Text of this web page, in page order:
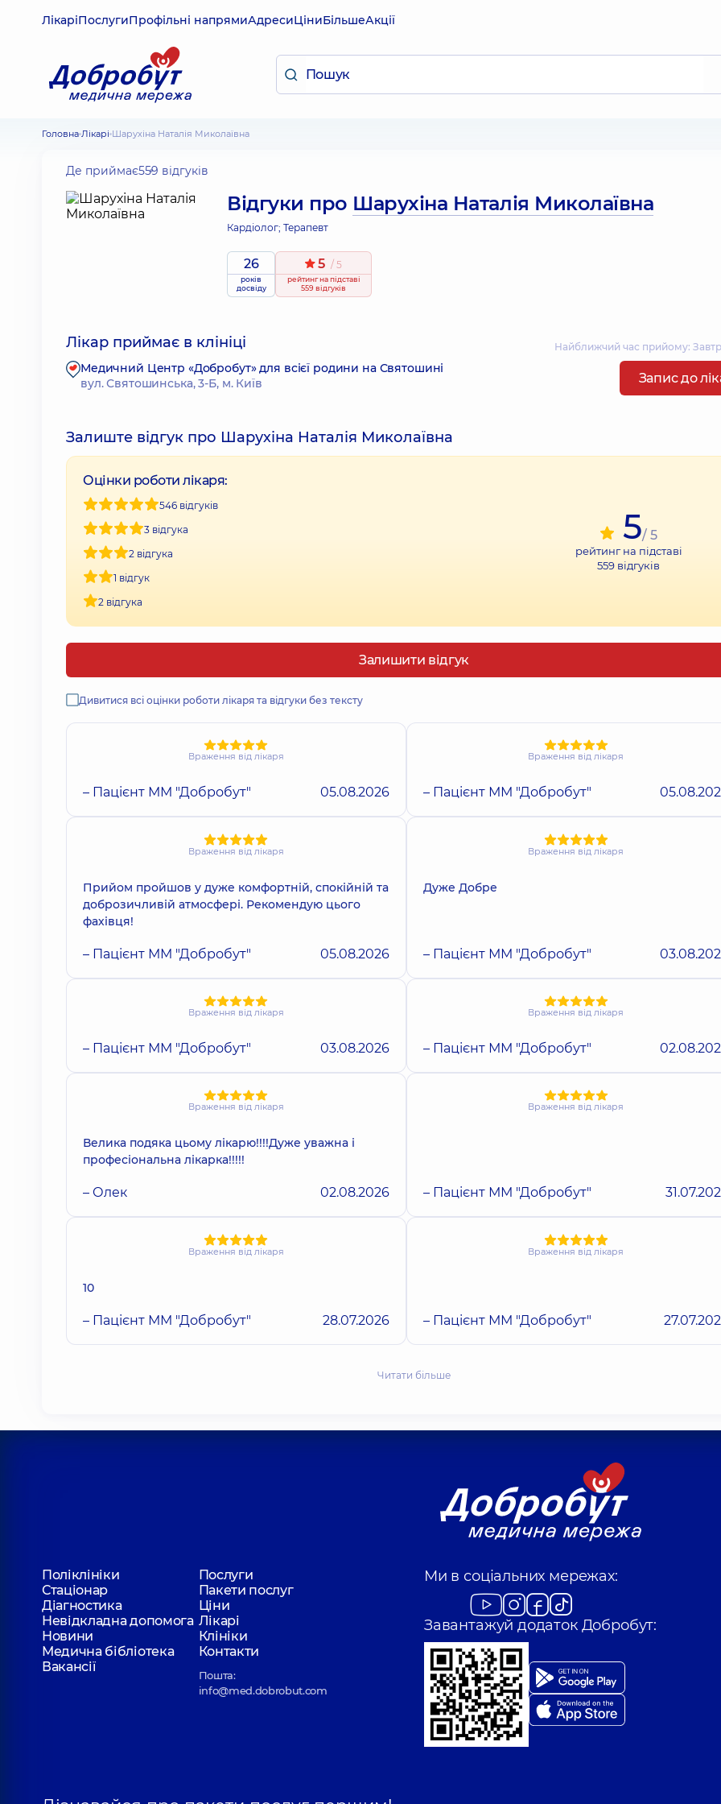
ЛікаріПослугиПрофільні напрямиАдресиЦіниБільшеАкції
Головна Лікарі Шарухіна Наталія Миколаївна
Де приймає559 відгуків
Відгуки про Шарухіна Наталія Миколаївна
Кардіолог; Терапевт
26
років
досвіду
5 / 5
рейтингна підставі
559 відгуків
Лікар приймає в клініці Найближчий час прийому:
Медичний Центр «Добробут» для всієї родини на Святошині
вул. Святошинська, 3-Б, м. Київ
Запис до
Залиште відгук про Шарухіна Наталія Миколаївна
Оцінки роботи лікаря:
546 відгуків
3 відгука
2 відгука
1 відгук
2 відгука
5/ 5
рейтинг на підставі
559 відгуків
Залишити відгук
Дивитися всі оцінки роботи лікаря та відгуки без тексту
Враження від лікаря
– Пацієнт ММ "Добробут" 05.08.2026
Враження від лікаря
– Пацієнт ММ "Добробут"
Враження від лікаря
Прийом пройшов у дуже комфортній, спокійній та
доброзичливій атмосфері. Рекомендую цього
фахівця!
– Пацієнт ММ "Добробут" 05.08.2026
Враження від лікаря
Дуже Добре
– Пацієнт ММ "Добробут"
Враження від лікаря
– Пацієнт ММ "Добробут" 03.08.2026
Враження від лікаря
– Пацієнт ММ "Добробут"
Враження від лікаря
Велика подяка цьому лікарю!!!!Дуже уважна і
професіональна лікарка!!!!!
– Олек 02.08.2026
Враження від лікаря
– Пацієнт ММ "Добробут"
Враження від лікаря
10
– Пацієнт ММ "Добробут" 28.07.2026
Враження від лікаря
– Пацієнт ММ "Добробут"
Читати більше
Поліклініки
Послуги
Стаціонар
Пакети послуг
Діагностика
Ціни
Невідкладна допомога Лікарі
Новини
Клініки
Медична бібліотека
Контакти
Вакансії
Пошта:
info@med.dobrobut.com
Ми в соціальних мережах:
Завантажуй додаток Добробут: